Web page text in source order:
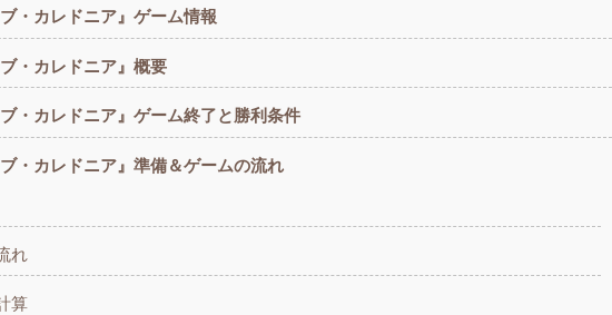
ブ・カレドニア』ゲーム情報
・カレドニア』概要
ブ・カレドニア』ゲーム終了と勝利条件
ブ・カレドニア』準備＆ゲームの流れ
れ
算